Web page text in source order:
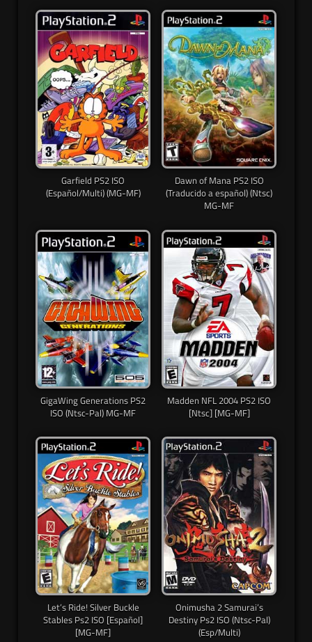
Garfield PS2 ISO
(Español/Multi) (MG-MF)
Dawn of Mana PS2 ISO
(Traducido a español) (Ntsc)
MG-MF
GigaWing Generations PS2
ISO (Ntsc-Pal) MG-MF
Madden NFL 2004 PS2 ISO
[Ntsc] [MG-MF]
Let’s Ride! Silver Buckle
Stables Ps2 ISO [Español]
[MG-MF]
Onimusha 2 Samurai’s
Destiny Ps2 ISO (Ntsc-Pal)
(Esp/Multi)